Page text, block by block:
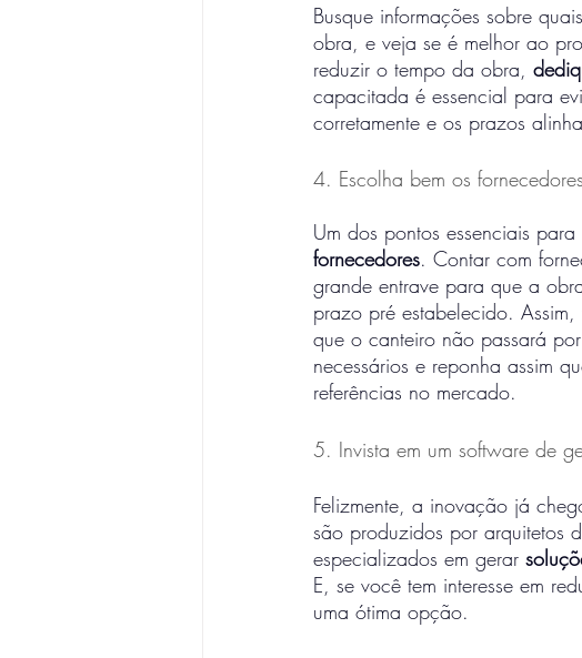
Busque informações sobre
obra, e veja se é melhor ao
reduzir o tempo da obra,
capacitada é essencial para
corretamente e os prazos
4. Escolha bem os fornecedores
Um dos pontos essenciais
fornecedores. Contar com
grande entrave para que a
prazo pré estabelecido.
que o canteiro não passará
necessários e reponha assim
referências no mercado.
5. Invista em um software de
Felizmente, a inovação já
são produzidos por arquitetos
especializados em gerar
E, se você tem interesse em
uma ótima opção.